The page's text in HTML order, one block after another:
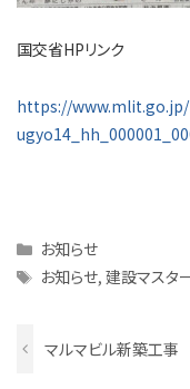
国交省HPリンク
https://
Categories
お知らせ
Tags
お知らせ,建設マスタ
マルマビル新築工事